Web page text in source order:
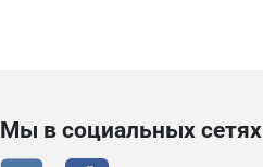
Мы в социальных сетях